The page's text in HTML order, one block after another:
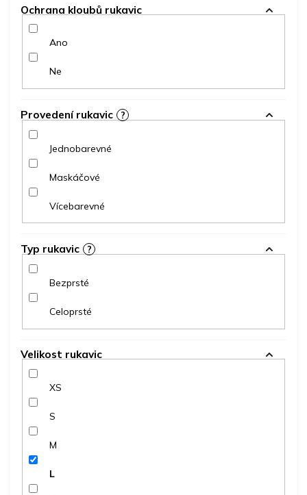
Ochrana kloubů rukavic
Ano
Ne
Provedení rukavic ?
Jednobarevné
Maskáčové
Vícebarevné
Typ rukavic ?
Bezprsté
Celoprsté
Velikost rukavic
XS
S
M
L